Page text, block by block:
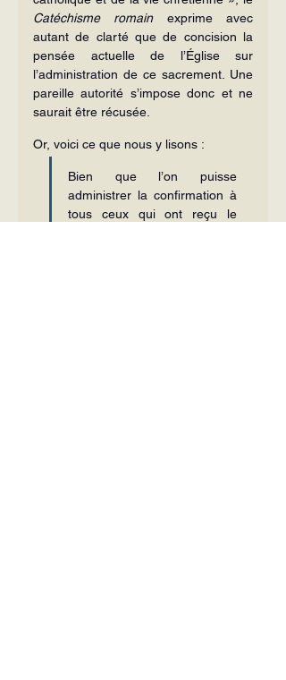
Catéchisme romain exprime avec
autant de clarté que de concision la
pensée actuelle de l’Église sur
l’administration de ce sacrement. Une
pareille autorité s’impose donc et ne
saurait être récusée.
Or, voici ce que nous y lisons :
Bien que l’on puisse
administrer la confirmation à
tous ceux qui ont reçu le